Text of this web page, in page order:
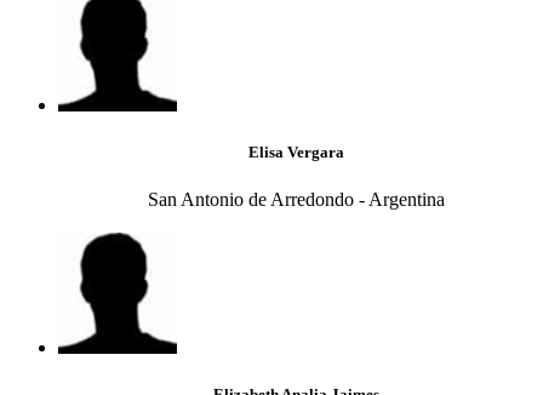
Elisa Vergara
San Antonio de Arredondo - Argentina